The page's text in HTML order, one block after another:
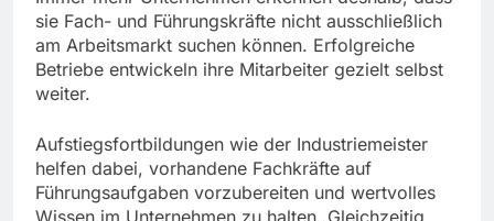
sie Fach- und Führungskräfte nicht ausschließlich
am Arbeitsmarkt suchen können. Erfolgreiche
Betriebe entwickeln ihre Mitarbeiter gezielt selbst
weiter.
Aufstiegsfortbildungen wie der Industriemeister
helfen dabei, vorhandene Fachkräfte auf
Führungsaufgaben vorzubereiten und wertvolles